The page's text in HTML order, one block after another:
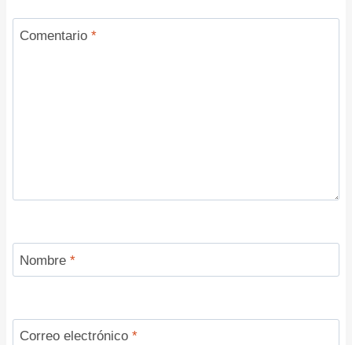
Comentario *
Nombre *
Correo electrónico *